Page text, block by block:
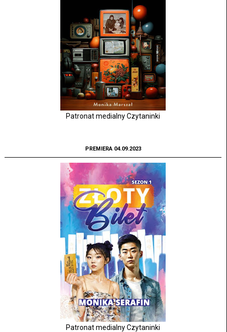
Patronat medialny Czytaninki
PREMIERA 04.09.2023
Patronat medialny Czytaninki